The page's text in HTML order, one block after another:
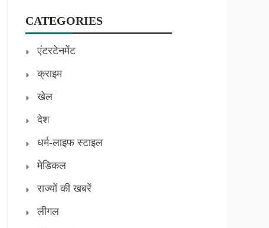
CATEGORIES
एंटरटेनमेंट
क्राइम
खेल
देश
धर्म-लाइफ स्टाइल
मेडिकल
राज्यों की खबरें
लीगल